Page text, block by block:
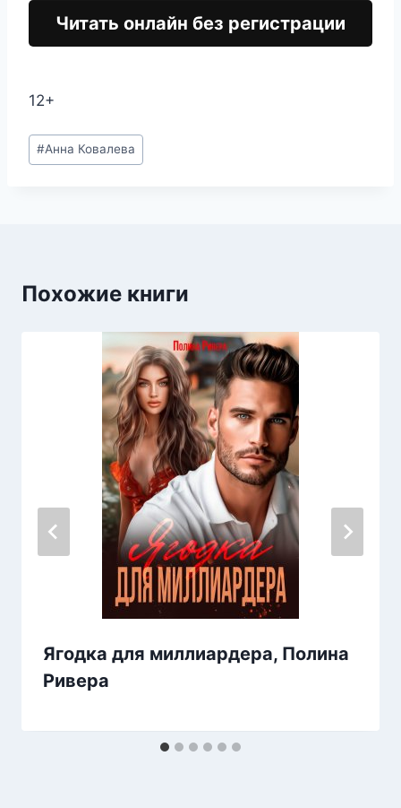
Читать онлайн без регистрации
12+
Метки
записи:
#Анна Ковалева
Похожие книги
Ягодка для миллиардера, Полина
Ривера